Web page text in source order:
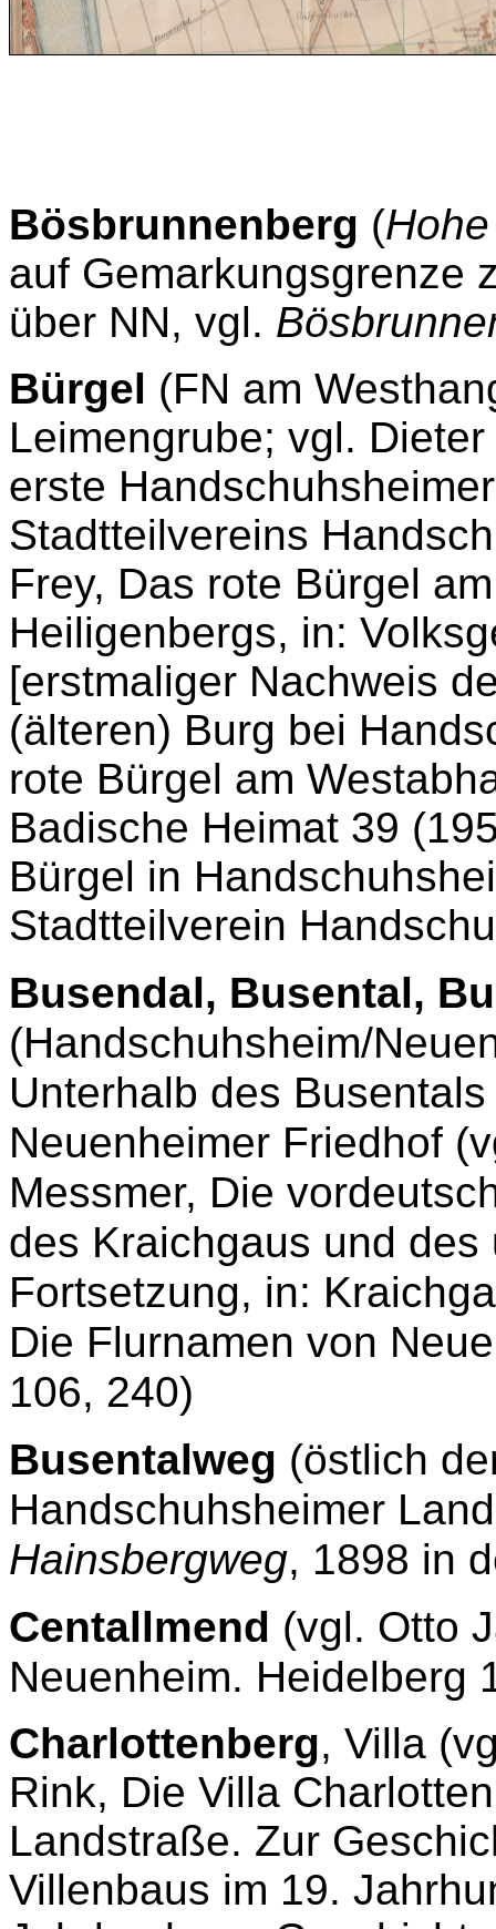
Bösbrunnenberg (
auf Gemarkungsgrenze
über NN, vgl.
Bürgel (FN am
Leimengrube; vgl.
erste
Stadtteilvereins
Frey, Das rote Bürgel
Heiligenbergs, in:
[erstmaliger Nachweis
(älteren) Burg bei
rote Bürgel am
Badische Heimat 39
Bürgel in
Stadtteilverein
Busendal, Busental,
(Handschuhsheim/
Unterhalb des
Neuenheimer Friedhof
Messmer, Die
des Kraichgaus und
Fortsetzung, in:
Die Flurnamen von
106, 240)
Busentalweg (östlich
Handschuhsheimer
Hainsbergweg, 1898 in
Centallmend (vgl. Otto
Neuenheim. Heidelberg
Charlottenberg, Villa
Rink, Die Villa
Landstraße. Zur
Villenbaus im 19.